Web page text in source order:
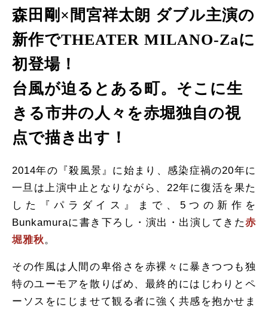
森田剛×間宮祥太朗 ダブル主演の
新作でTHEATER MILANO-Zaに
初登場！
台風が迫るとある町。そこに生
きる市井の人々を赤堀独自の視
点で描き出す！
2014年の『殺風景』に始まり、感染症禍の20年に
一旦は上演中止となりながら、22年に復活を果た
した『パラダイス』まで、5つの新作を
Bunkamuraに書き下ろし・演出・出演してきた赤
堀雅秋。
その作風は人間の卑俗さを赤裸々に暴きつつも独
特のユーモアを散りばめ、最終的にはじわりとペ
ーソスをにじませて観る者に強く共感を抱かせま